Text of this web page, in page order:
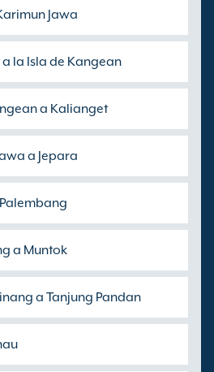
Jawa
la Isla de Kangean
a Kalianget
a Jepara
a Muntok
a Tanjung Pandan